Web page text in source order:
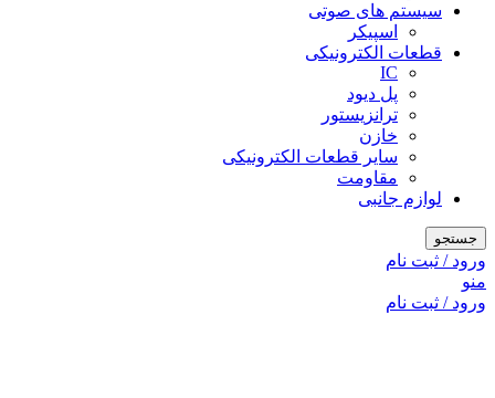
سیستم های صوتی
اسپیکر
قطعات الکترونیکی
IC
پل دیود
ترانزیستور
خازن
سایر قطعات الکترونیکی
مقاومت
لوازم جانبی
جستجو
ورود / ثبت نام
منو
ورود / ثبت نام